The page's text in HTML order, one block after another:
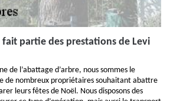
fait partie des prestations de Levi
de l’abattage d’arbre, nous sommes le
de nombreux propriétaires souhaitant abattre
leurs fêtes de Noël. Nous disposons des